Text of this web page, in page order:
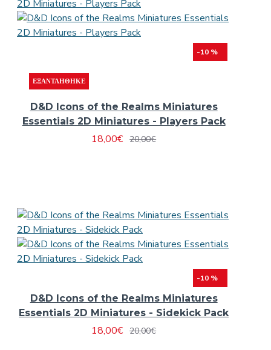
-10 %
ΕΞΑΝΤΛΉΘΗΚΕ
D&D Icons of the Realms Miniatures
Essentials 2D Miniatures - Players Pack
18,00€ 20,00€
-10 %
D&D Icons of the Realms Miniatures
Essentials 2D Miniatures - Sidekick Pack
18,00€ 20,00€